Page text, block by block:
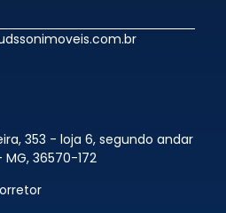
353 - loja 6, segundo andar
36570-172